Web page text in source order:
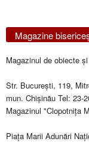
Magazine
Magazinul de obiecte
Str. Bucureşti, 119,
mun. Chişinău Tel: 23-
Magazinul "Clopotniţa
Piaţa Marii Adunări